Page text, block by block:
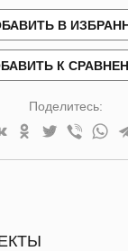
В
К
Поделитесь: